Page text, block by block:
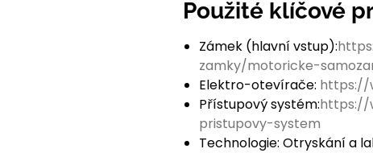
Použité klíčové
Zámek (hlavní vstup):
zamky/motoricke-
Elektro-otevírače: https://
Přístupový systém:https://
pristupovy-system
Technologie: Otryskání a